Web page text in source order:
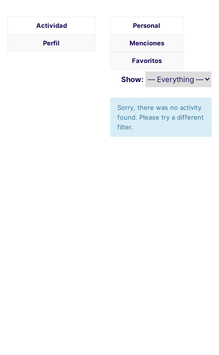
Actividad
Perfil
Personal
Menciones
Favoritos
Show:
Sorry, there was no activity
found. Please try a different
filter.